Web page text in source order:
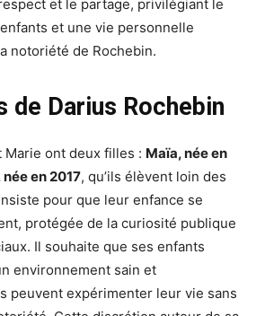
et le partage, privilégiant le
et une vie personnelle
notoriété de Rochebin.
de Darius Rochebin
Marie ont deux filles : Maïa, née en
en 2017, qu’ils élèvent loin des
pour que leur enfance se
protégée de la curiosité publique
Il souhaite que ses enfants
environnement sain et
peuvent expérimenter leur vie sans